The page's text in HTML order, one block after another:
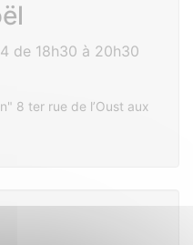
de 18h30 à 20h30
8 ter rue de l’Oust aux